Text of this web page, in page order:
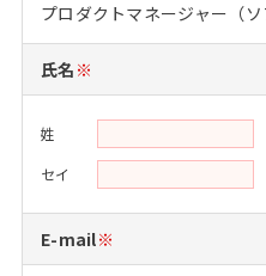
MBAを生かす求人特集
年齢と年収の相関図
プロダクトマネージャー（ソ
氏名 ※
姓
セイ
E-mail※